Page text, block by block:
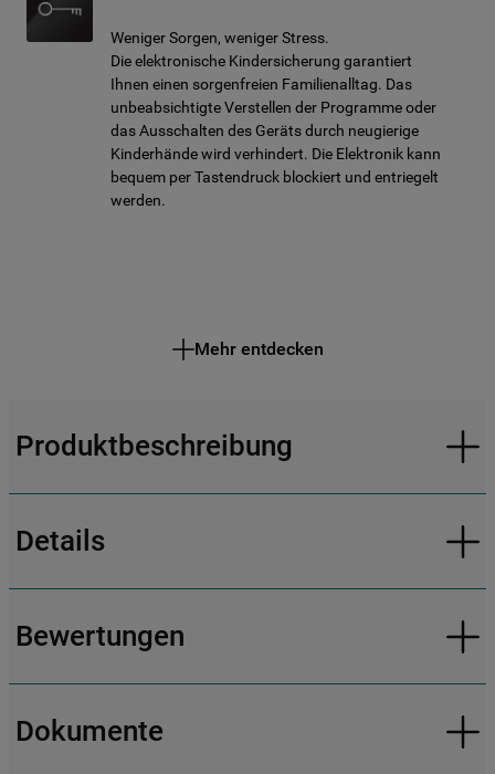
Weniger Sorgen, weniger Stress.
Die elektronische Kindersicherung garantiert
Ihnen einen sorgenfreien Familienalltag. Das
unbeabsichtigte Verstellen der Programme oder
das Ausschalten des Geräts durch neugierige
Kinderhände wird verhindert. Die Elektronik kann
bequem per Tastendruck blockiert und entriegelt
werden.
Mehr entdecken
Produktbeschreibung
Details
Bewertungen
Dokumente